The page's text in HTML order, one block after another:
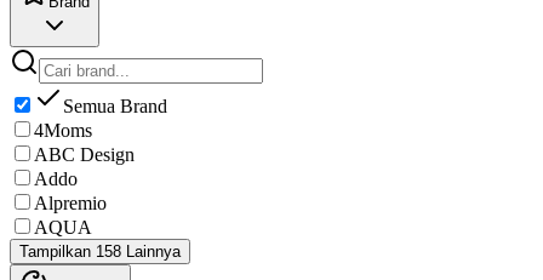
Semua Brand
4Moms
ABC Design
Addo
Alpremio
AQUA
Tampilkan 158 Lainnya